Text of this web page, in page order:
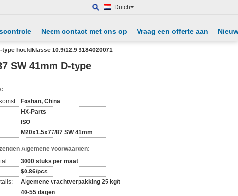
Dutch
Neem contact met ons op Vraag een offerte aan
hoofdklasse 10.9/12.9 3184020071
SW 41mm D-type
Foshan, China
HX-Parts
ISO
M20x1.5x77/87 SW 41mm
Algemene voorwaarden:
3000 stuks per maat
$0.86/pcs
Algemene vrachtverpakking 25 kg/t
40-55 dagen